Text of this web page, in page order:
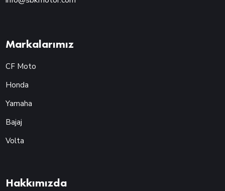
Markalarımız
CF Moto
Honda
Yamaha
Bajaj
Volta
Hakkımızda